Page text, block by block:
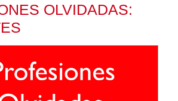
OLVIDADAS: